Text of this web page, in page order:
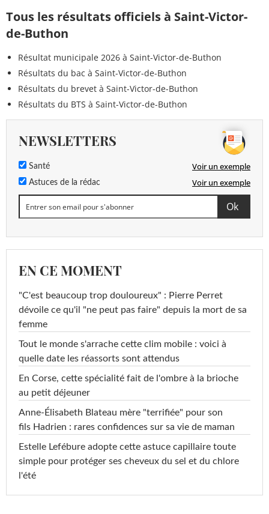
Tous les résultats officiels à Saint-Victor-
de-Buthon
Résultat municipale 2026 à Saint-Victor-de-Buthon
Résultats du bac à Saint-Victor-de-Buthon
Résultats du brevet à Saint-Victor-de-Buthon
Résultats du BTS à Saint-Victor-de-Buthon
NEWSLETTERS
Santé Voir un exemple
Astuces de la rédac Voir un exemple
EN CE MOMENT
"C'est beaucoup trop douloureux" : Pierre Perret
dévoile ce qu'il "ne peut pas faire" depuis la mort de sa
femme
Tout le monde s'arrache cette clim mobile : voici à
quelle date les réassorts sont attendus
En Corse, cette spécialité fait de l'ombre à la brioche
au petit déjeuner
Anne-Élisabeth Blateau mère "terrifiée" pour son
fils Hadrien : rares confidences sur sa vie de maman
Estelle Lefébure adopte cette astuce capillaire toute
simple pour protéger ses cheveux du sel et du chlore
l'été